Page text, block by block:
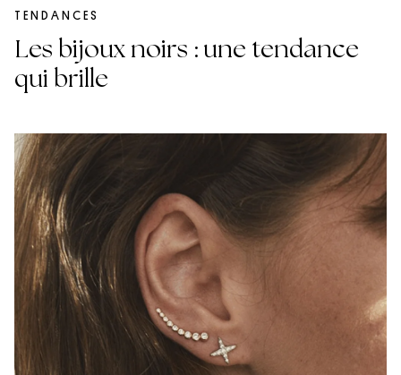
TENDANCES
Les bijoux noirs : une tendance
qui brille